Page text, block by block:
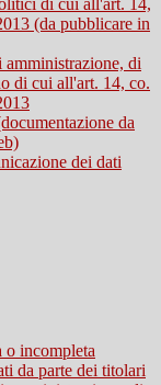
di cui all'art. 14,
(da pubblicare in
di
di cui all'art. 14, co.
da
dei dati
o incompleta
da parte dei titolari